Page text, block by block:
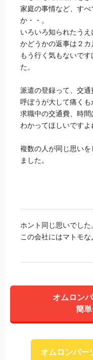
家庭の事情など、す
か・・。
いろいろ知られたう
かどうかの返事は２カ
もう行く気もないで
た。
派遣の登録って、交
呼ぼうが大して痛くも
求職中の交通費、時
わかってほしいですよ
複数の人が同じ思い
ました。
ホント同じ思いでした
この会社にはマトモな
オムロン
簡
オムロンパー